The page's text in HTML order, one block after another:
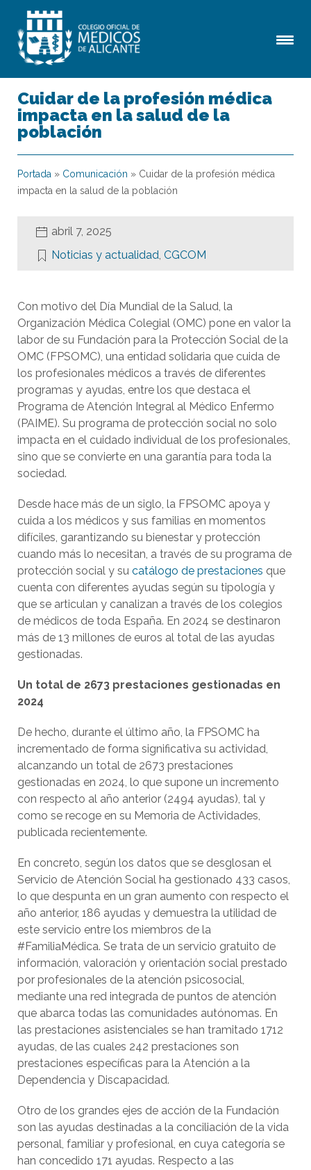
Cuidar de la profesión médica
impacta en la salud de la
población
Portada » Comunicación » Cuidar de la profesión médica
impacta en la salud de la población
abril 7, 2025
Noticias y actualidad, CGCOM
Con motivo del Día Mundial de la Salud, la
Organización Médica Colegial (OMC) pone en valor la
labor de su Fundación para la Protección Social de la
OMC (FPSOMC), una entidad solidaria que cuida de
los profesionales médicos a través de diferentes
programas y ayudas, entre los que destaca el
Programa de Atención Integral al Médico Enfermo
(PAIME). Su programa de protección social no solo
impacta en el cuidado individual de los profesionales,
sino que se convierte en una garantía para toda la
sociedad.
Desde hace más de un siglo, la FPSOMC apoya y
cuida a los médicos y sus familias en momentos
difíciles, garantizando su bienestar y protección
cuando más lo necesitan, a través de su programa de
protección social y su catálogo de prestaciones que
cuenta con diferentes ayudas según su tipología y
que se articulan y canalizan a través de los colegios
de médicos de toda España. En 2024 se destinaron
más de 13 millones de euros al total de las ayudas
gestionadas.
Un total de 2673 prestaciones gestionadas en
2024
De hecho, durante el último año, la FPSOMC ha
incrementado de forma significativa su actividad,
alcanzando un total de 2673 prestaciones
gestionadas en 2024, lo que supone un incremento
con respecto al año anterior (2494 ayudas), tal y
como se recoge en su Memoria de Actividades,
publicada recientemente.
En concreto, según los datos que se desglosan el
Servicio de Atención Social ha gestionado 433 casos,
lo que despunta en un gran aumento con respecto el
año anterior, 186 ayudas y demuestra la utilidad de
este servicio entre los miembros de la
#FamiliaMédica. Se trata de un servicio gratuito de
información, valoración y orientación social prestado
por profesionales de la atención psicosocial,
mediante una red integrada de puntos de atención
que abarca todas las comunidades autónomas. En
las prestaciones asistenciales se han tramitado 1712
ayudas, de las cuales 242 prestaciones son
prestaciones específicas para la Atención a la
Dependencia y Discapacidad.
Otro de los grandes ejes de acción de la Fundación
son las ayudas destinadas a la conciliación de la vida
personal, familiar y profesional, en cuya categoría se
han concedido 171 ayudas. Respecto a las